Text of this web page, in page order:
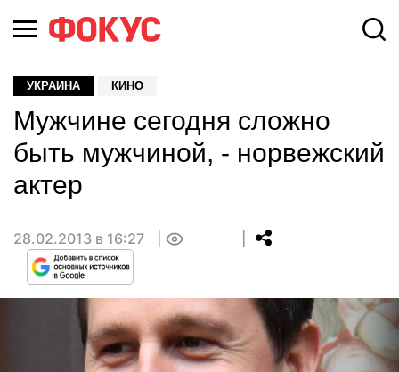
УКРАИНА КИНО
Мужчине сегодня сложно
быть мужчиной, - норвежский
актер
28.02.2013 в 16:27